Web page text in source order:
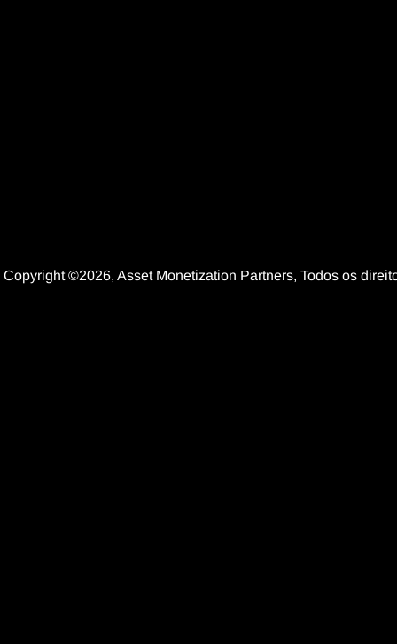
Copyright ©2026, Asset Monetization Partners, Todos os